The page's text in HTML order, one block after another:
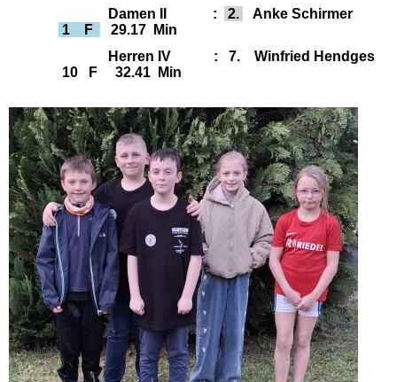
Damen II :
2.
Anke Schirmer
1 F
29.17 Min
Herren IV : 7. Winfried Hendges
10 F 32.41 Min